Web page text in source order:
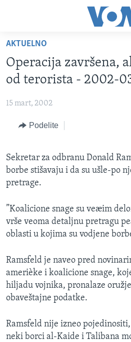
glavni
sadržaj
na
glavnu
RUBRIKE
BALKAN
GLOBALNE TEME
NAUKA I TEHNOLOGIJA
MEDICINA
SPORT
OTVORENI STUDIO
IZ AMERIKE
Jezici
AKTUELNO
Operacija završena,
od terorista - 2002-
15 mart, 2002
Podelite
Sekretar za odbranu Donald
borbe stišavaju i da su ušle-po
pretrage.
”Koalicione snage su veæim
vrše veoma detaljnu pretragu
oblasti u kojima su vodjene
Ramsfeld je naveo pred
amerièke i koalicione snage,
hiljadu vojnika, pronalaze
obaveštajne podatke.
Ramsfeld nije izneo
neki borci al-Kaide i Talibana